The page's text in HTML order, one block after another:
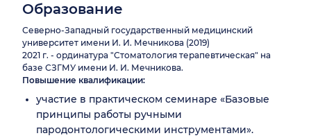
Образование
Северно-Западный государственный медицинский
университет имени И. И. Мечникова (2019)
2021 г. - ординатура "Стоматология терапевтическая" на
базе СЗГМУ имени И. И. Мечникова.
Повышение квалификации:
участие в практическом семинаре «Базовые
принципы работы ручными
пародонтологическими инструментами».